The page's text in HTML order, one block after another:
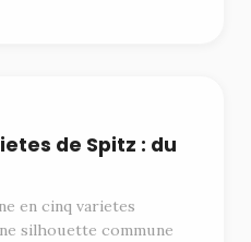
de Spitz : du
en cinq varietes
silhouette commune